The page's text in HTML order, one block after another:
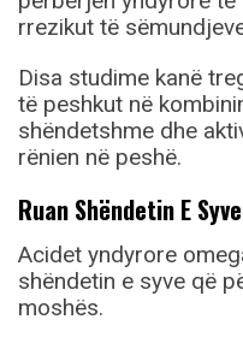
rrezikut të
Disa studime kanë
të peshkut në
shëndetshme dhe
rënien në peshë.
Ruan Shëndetin E
Acidet yndyrore
shëndetin e syve që
moshës.